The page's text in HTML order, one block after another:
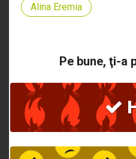
Alina Eremia
Pe bune, ţi-a